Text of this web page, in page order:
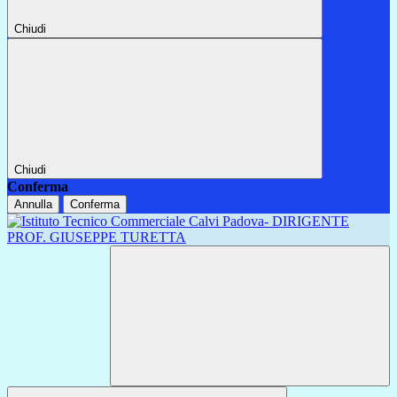
Chiudi
Chiudi
Conferma
Annulla Conferma